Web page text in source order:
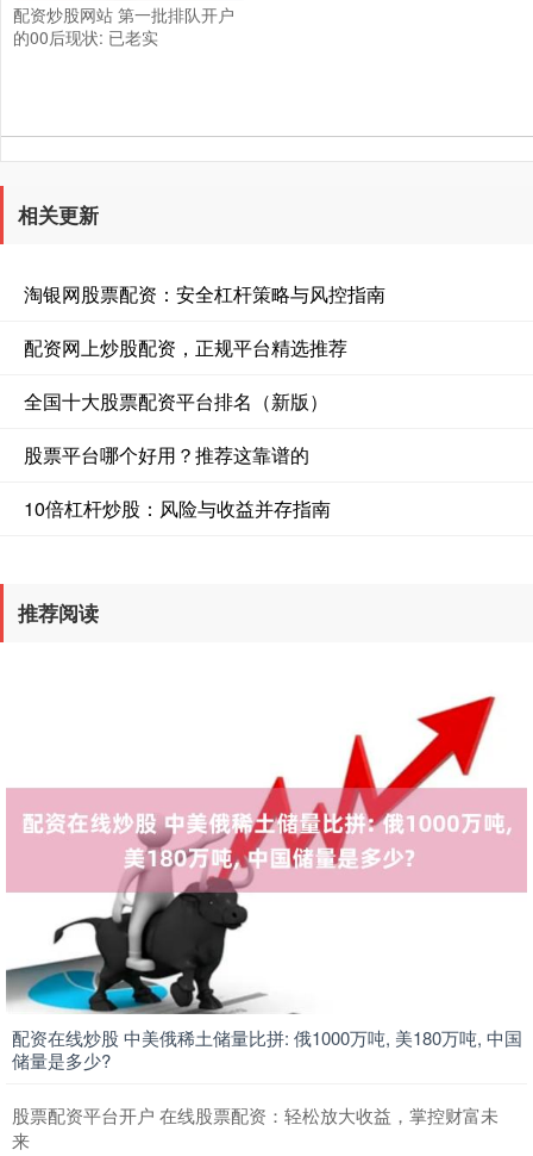
配资炒股网站 第一批排队开户
的00后现状: 已老实
相关更新
淘银网股票配资：安全杠杆策略与风控指南
配资网上炒股配资，正规平台精选推荐
全国十大股票配资平台排名（新版）
股票平台哪个好用？推荐这靠谱的
10倍杠杆炒股：风险与收益并存指南
推荐阅读
配资在线炒股 中美俄稀土储量比拼: 俄1000万吨, 美180万吨, 中国
储量是多少?
股票配资平台开户 在线股票配资：轻松放大收益，掌控财富未
来